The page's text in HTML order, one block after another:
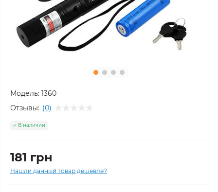
Модель: 1360
Отзывы: (0)
В наличии
181 грн
Нашли данный товар дешевле?